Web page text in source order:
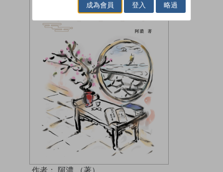
成為會員 登入 略過